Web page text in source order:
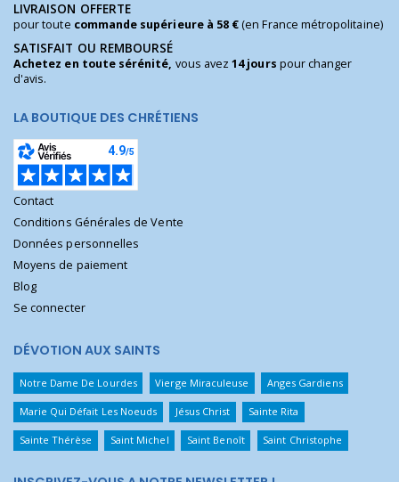
LIVRAISON OFFERTE
pour toute commande supérieure à 58 €(en France métropolitaine)
SATISFAIT OU REMBOURSÉ
Achetez en toute sérénité, vous avez14 jours pour changer
d'avis.
LA BOUTIQUE DES CHRÉTIENS
Contact
Conditions Générales de Vente
Données personnelles
Moyens de paiement
Blog
Se connecter
DÉVOTION AUX SAINTS
Notre Dame De Lourdes Vierge Miraculeuse Anges Gardiens
Marie Qui Défait Les Noeuds Jésus Christ Sainte Rita
Sainte Thérèse Saint Michel Saint Benoît Saint Christophe